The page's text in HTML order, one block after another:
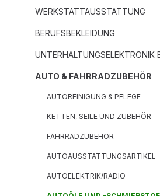
WERKSTATTAUSSTATTUNG
BERUFSBEKLEIDUNG
UNTERHALTUNGSELEKTRONIK
AUTO & FAHRRADZUBEHÖR
AUTOREINIGUNG & PFLEGE
KETTEN, SEILE UND ZUBEHÖR
FAHRRADZUBEHÖR
AUTOAUSSTATTUNGSARTIKEL
AUTOELEKTRIK/RADIO